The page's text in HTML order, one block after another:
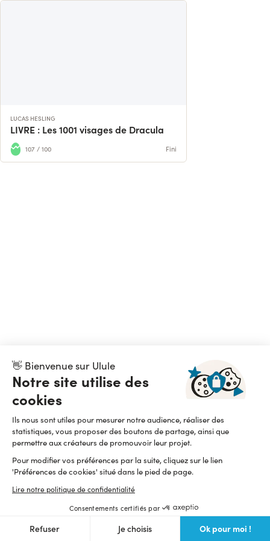
👋 Bienvenue sur Ulule
Notre site utilise des
cookies
Ils nous sont utiles pour mesurer notre audience, réaliser des
statistiques, vous proposer des boutons de partage, ainsi que
permettre aux créateurs de promouvoir leur projet.
Pour modifier vos préférences par la suite, cliquez sur le lien
'Préférences de cookies' situé dans le pied de page.
Lire notre politique de confidentialité
Consentements certifiés par
Refuser Je choisis Ok pour moi !
LUCAS HESLING
LIVRE : Les 1001 visages de Dracula
107 / 100 Fini